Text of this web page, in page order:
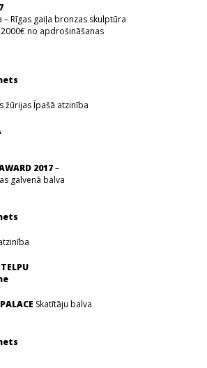
– Rīgas gaiļa bronzas skulptūra
no apdrošināšanas
žūrijas Īpašā atzinība
2017–
galvenā balva
Skatītāju balva